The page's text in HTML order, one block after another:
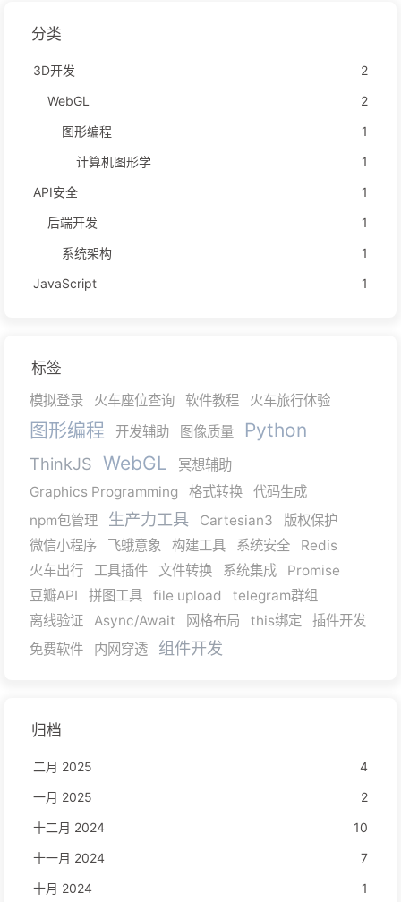
分类
3D开发
2
WebGL
2
图形编程
1
计算机图形学
1
API安全
1
后端开发
1
系统架构
1
JavaScript
1
标签
模拟登录 火车座位查询 软件教程 火车旅行体验
图形编程 开发辅助 图像质量 Python
ThinkJS WebGL
冥想辅助
Graphics Programming
格式转换
代码生成
npm包管理
生产力工具 Cartesian3
版权保护
微信小程序
飞蛾意象 构建工具 系统安全
Redis
火车出行
工具插件 文件转换 系统集成
Promise
豆瓣API
拼图工具 file upload
telegram群组
离线验证
Async/Await 网格布局 this绑定
插件开发
免费软件
内网穿透 组件开发
归档
二月 2025
4
一月 2025
2
十二月 2024
10
十一月 2024
7
十月 2024
1